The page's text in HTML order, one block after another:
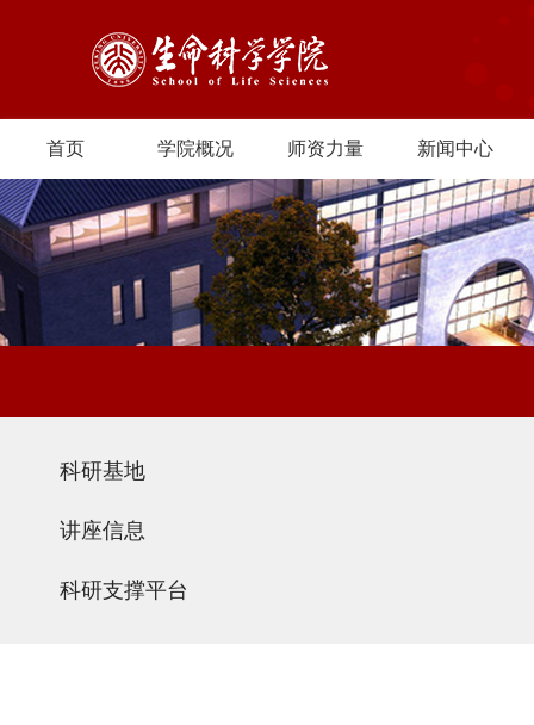
首页 学院概况 师资力量 新闻中心
科研基地
讲座信息
科研支撑平台